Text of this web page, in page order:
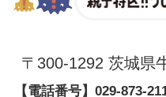
〒300-1292 茨城県
【電話番号】 029-873-